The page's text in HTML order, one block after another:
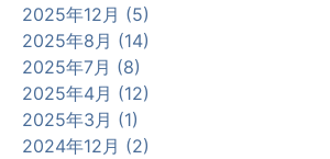
2025年12月 (5)
2025年8月 (14)
2025年7月 (8)
2025年4月 (12)
2025年3月 (1)
2024年12月 (2)